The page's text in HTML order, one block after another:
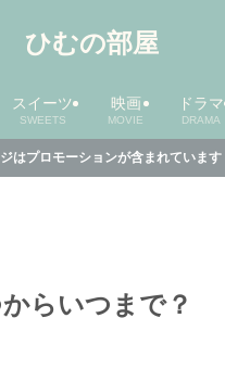
ひむの部屋
スイーツ
SWEETS
映画
MOVIE
ドラマ
DRAMA
はプロモーションが含まれています
らいつまで？